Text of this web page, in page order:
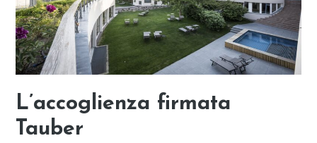
L’accoglienza firmata
Tauber